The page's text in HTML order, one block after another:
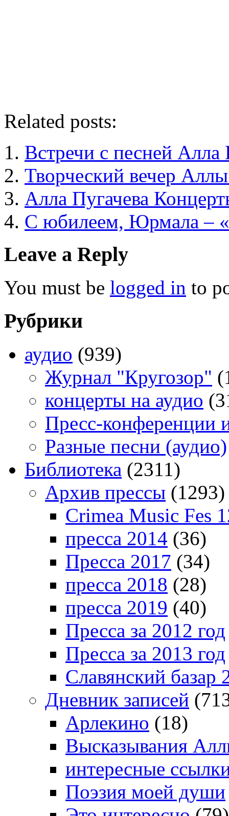
Related posts:
Встречи с песней Алла
Творческий вечер
Алла Пугачева
С юбилеем, Юрмала –
Leave a Reply
You must be logged in to
Рубрики
аудио (939)
Журнал "Кругозор"
концерты на аудио
Пресс-конференции
Разные песни (аудио)
Библиотека (2311)
Архив прессы (1293)
Crimea Music Fes
пресса 2014 (36)
Пресса 2017 (34)
пресса 2018 (28)
пресса 2019 (40)
Пресса за 2012 год
Пресса за 2013 год
Славянский базар
Дневник записей
Арлекино (18)
Высказывания
интересные
Поэзия моей души